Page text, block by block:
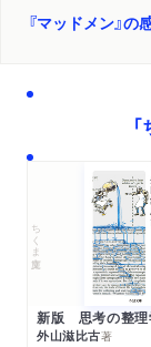
『マッドメン』の
ちくま文庫
新版 思考の整理
外山滋比古著